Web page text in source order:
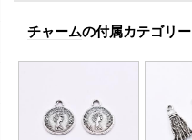
チャームの付属カテゴリー